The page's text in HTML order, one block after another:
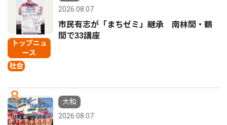
トップニュ
ース
社会
2026.08.07
市民有志が「まちゼミ」継承 南林間・鶴
間で33講座
8
大和
2026.08.07